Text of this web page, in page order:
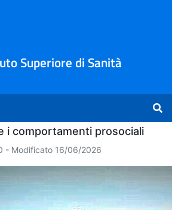
Superiore di Sanità
i comportamenti prosociali
- Modificato 16/06/2026